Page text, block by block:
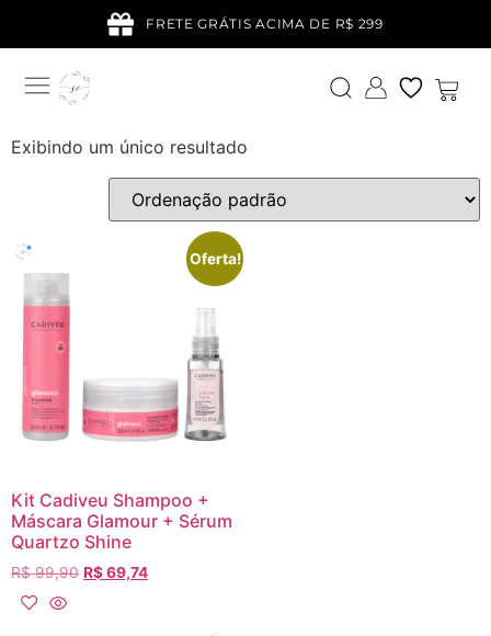
FRETE GRÁTIS ACIMA DE R$ 299
Exibindo um único resultado
Oferta!
Kit Cadiveu Shampoo +
Máscara Glamour + Sérum
Quartzo Shine
R$99,90 R$69,74